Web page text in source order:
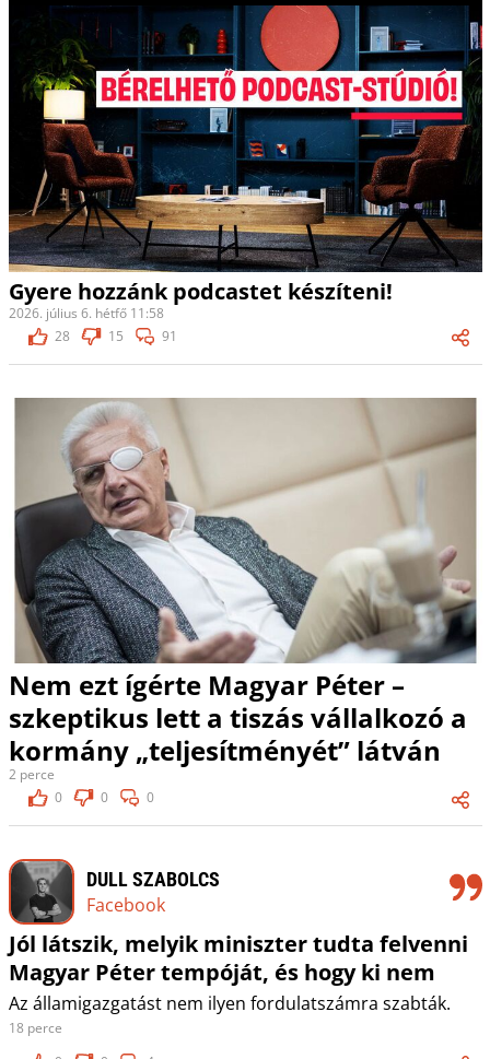
Gyere hozzánk podcastet készíteni!
2026. július 6. hétfő 11:58
28
15 91
Nem ezt ígérte Magyar Péter –
szkeptikus lett a tiszás vállalkozó a
kormány „teljesítményét” látván
2 perce
0
0 0
DULL SZABOLCS
Facebook
Jól látszik, melyik miniszter tudta felvenni
Magyar Péter tempóját, és hogy ki nem
Az államigazgatást nem ilyen fordulatszámra szabták.
18 perce